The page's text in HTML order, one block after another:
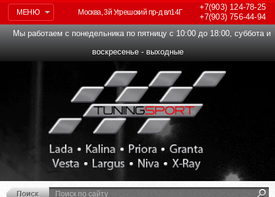
МЕНЮ
+7(903)124-78-25
+7(903)756-44-94
Москва, 3й Угрешский пр-д вл14Г
Мы работаем с понедельника по пятницу с 10:00 до 18:00, суббота и
воскресенье - выходные